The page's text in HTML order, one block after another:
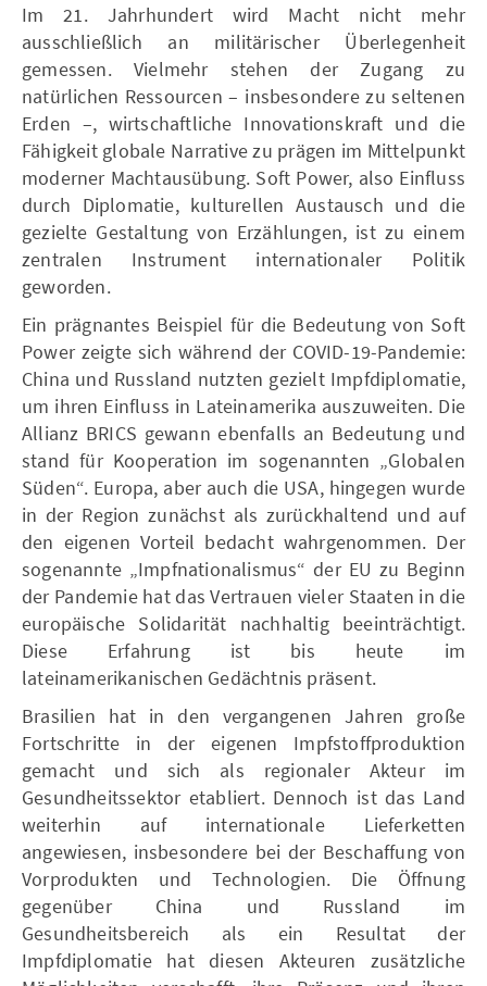
Im 21. Jahrhundert wird Macht nicht mehr
ausschließlich an militärischer Überlegenheit
gemessen. Vielmehr stehen der Zugang zu
natürlichen Ressourcen – insbesondere zu seltenen
Erden –, wirtschaftliche Innovationskraft und die
Fähigkeit globale Narrative zu prägen im Mittelpunkt
moderner Machtausübung. Soft Power, also Einfluss
durch Diplomatie, kulturellen Austausch und die
gezielte Gestaltung von Erzählungen, ist zu einem
zentralen Instrument internationaler Politik
geworden.
Ein prägnantes Beispiel für die Bedeutung von Soft
Power zeigte sich während der COVID-19-Pandemie:
China und Russland nutzten gezielt Impfdiplomatie,
um ihren Einfluss in Lateinamerika auszuweiten. Die
Allianz BRICS gewann ebenfalls an Bedeutung und
stand für Kooperation im sogenannten „Globalen
Süden“. Europa, aber auch die USA, hingegen wurde
in der Region zunächst als zurückhaltend und auf
den eigenen Vorteil bedacht wahrgenommen. Der
sogenannte „Impfnationalismus“ der EU zu Beginn
der Pandemie hat das Vertrauen vieler Staaten in die
europäische Solidarität nachhaltig beeinträchtigt.
Diese Erfahrung ist bis heute im
lateinamerikanischen Gedächtnis präsent.
Brasilien hat in den vergangenen Jahren große
Fortschritte in der eigenen Impfstoffproduktion
gemacht und sich als regionaler Akteur im
Gesundheitssektor etabliert. Dennoch ist das Land
weiterhin auf internationale Lieferketten
angewiesen, insbesondere bei der Beschaffung von
Vorprodukten und Technologien. Die Öffnung
gegenüber China und Russland im
Gesundheitsbereich als ein Resultat der
Impfdiplomatie hat diesen Akteuren zusätzliche